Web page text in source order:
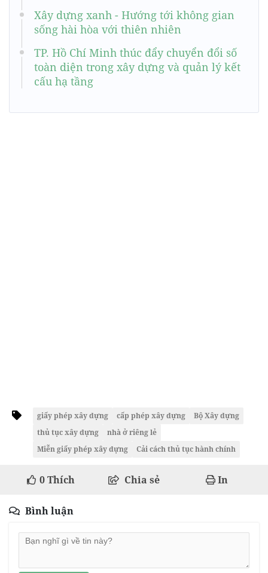
Xây dựng xanh - Hướng tới không gian
sống hài hòa với thiên nhiên
TP. Hồ Chí Minh thúc đẩy chuyển đổi số
toàn diện trong xây dựng và quản lý kết
cấu hạ tầng
giấy phép xây dựng cấp phép xây dựng
Bộ Xây dựng
thủ tục xây dựng
nhà ở riêng lẻ
Miễn giấy phép xây dựng
Cải cách thủ tục hành chính
0Thích Chia sẻ In
Bình luận